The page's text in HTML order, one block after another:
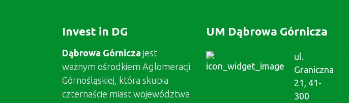
Invest in DG
Dąbrowa Górnicza jest
ważnym ośrodkiem Aglomeracji
Górnośląskiej, która skupia
czternaście miast województwa
UM Dąbrowa Górnicza
ul.
Graniczna
21, 41-
300